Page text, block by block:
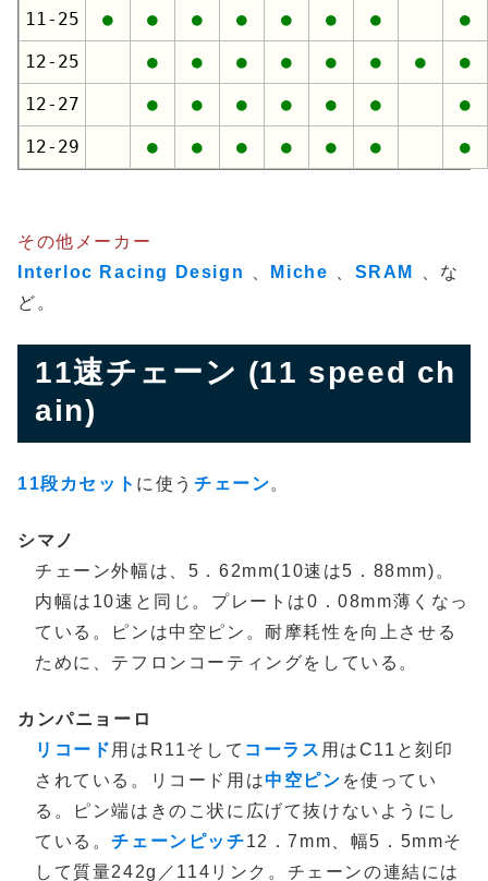
11-25 ● ● ● ● ● ● ● ●
12-25 ● ● ● ● ● ● ● ●
12-27 ● ● ● ● ● ● ●
12-29 ● ● ● ● ● ● ●
その他メーカー
Interloc Racing Design
Miche SRAM
、な
ど。
11速チェーン (11 speed ch
ain)
11段カセット に使うチェーン。
シマノ
チェーン外幅は、5．62mm(10速は5．88mm)。
内幅は10速と同じ。プレートは0．08mm薄くなっ
ている。ピンは中空ピン。耐摩耗性を向上させる
ために、テフロンコーティングをしている。
カンパニョーロ
リコード 用はR11そして コーラス 用はC11と刻印
されている。リコード用は中空ピン を使ってい
る。ピン端はきのこ状に広げて抜けないようにし
ている。チェーンピッチ12．7mm、幅5．5mmそ
して質量242g／114リンク。チェーンの連結には